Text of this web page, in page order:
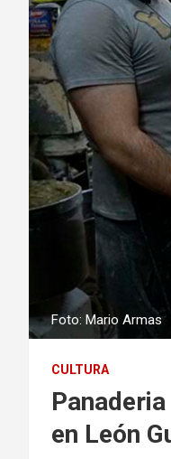
Foto: Mario Armas
CULTURA
en León